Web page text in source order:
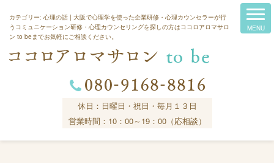
カテゴリー: 心理の話 | 大阪で心理学を使った企業研修・心理カウンセラーが行
うコミュニケーション研修・心理カウンセリングを探しの方はココロアロマサロ
ン to beまでお気軽にご相談ください。
休日：日曜日・祝日・毎月１３日
営業時間：10：00～19：00（応相談）